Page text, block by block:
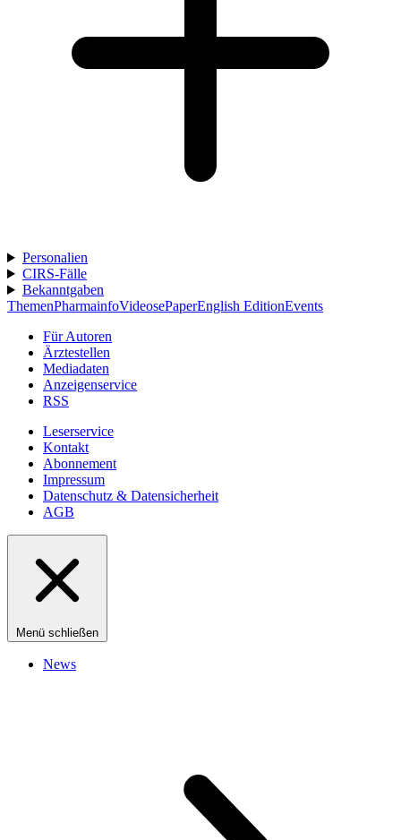
Personalien
CIRS-Fälle
Bekanntgaben
ThemenPharmainfoVideosePaperEnglish EditionEvents
Für Autoren
Ärztestellen
Mediadaten
Anzeigenservice
RSS
Leserservice
Kontakt
Abonnement
Impressum
Datenschutz & Datensicherheit
AGB
Menü schließen
News